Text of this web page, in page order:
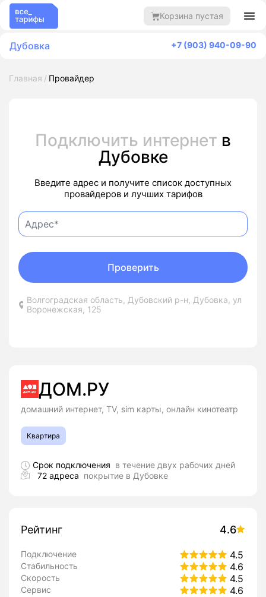
Корзина пустая
Дубовка +7 (903) 940-09-90
Главная Провайдер
Подключить интернет в
Дубовке
Введите адрес и получите список доступных
провайдеров и лучших тарифов
Волгоградская область, Дубовский р-н, Дубовка, ул
Воронежская, 125
Проверить
ДОМ.РУ
домашний интернет, TV, sim карты, онлайн кинотеатр
Квартира
Срок подключения в течение двух рабочих дней
72 адреса покрытие в Дубовке
Рейтинг 4.6
Подключение 4.5
Стабильность 4.6
Скорость 4.5
Сервис 4.6